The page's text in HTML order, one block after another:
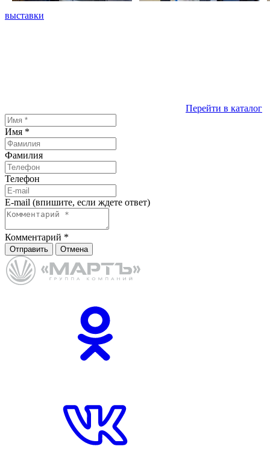
выставки
Перейти в каталог
Имя *
Фамилия
Телефон
E-mail (впишите, если ждете ответ)
Комментарий *
Отправить Отмена